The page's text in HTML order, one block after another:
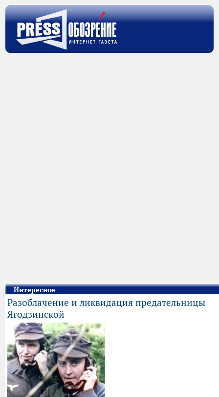
Интересное
Разоблачение и ликвидация предательницы
Ягодзинской